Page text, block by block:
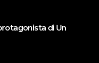
di Un